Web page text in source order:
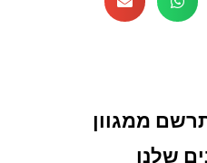
ממגוון
שלנו